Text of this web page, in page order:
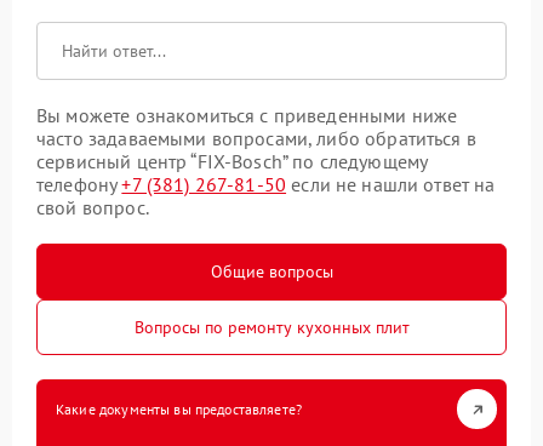
Вы можете ознакомиться с приведенными ниже
часто задаваемыми вопросами, либо обратиться в
сервисный центр “FIX-Bosch” по следующему
телефону+7 (381) 267-81-50 если не нашли ответ на
свой вопрос.
Общие вопросы
Вопросы по ремонту кухонных плит
Какие документы вы предоставляете?